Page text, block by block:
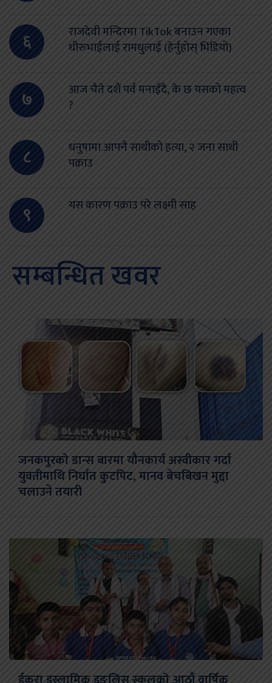
६
राजदेवी मन्दिरमा TikTok बनाउन गएका
धीरुभाईलाई रामधुलाई (हेर्नुहोस् भिडियो)
७
आज चैते दशैं पर्व मनाइँदै, के छ यसको महत्व
?
८
धनुषामा आफ्नै साथीको हत्या, २ जना साथी
पक्राउ
९ यस कारण पक्राउ परे लक्ष्मी साह
सम्बन्धित खवर
जनकपुरको डान्स बारमा यौनकार्य अस्वीकार गर्दा
युवतीमाथि निर्घात कुटपिट, मानव बेचबिखन मुद्दा
चलाउने तयारी